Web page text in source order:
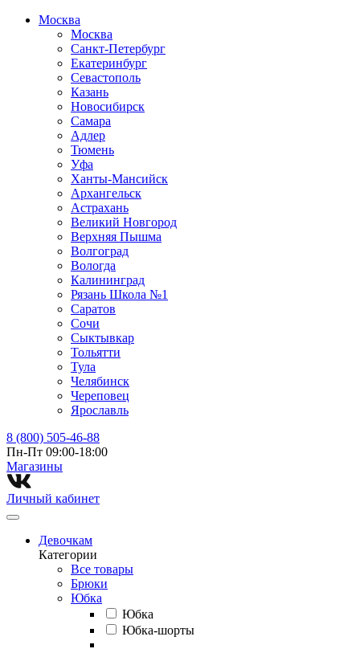
Москва
Москва
Санкт-Петербург
Екатеринбург
Севастополь
Казань
Новосибирск
Самара
Адлер
Тюмень
Уфа
Ханты-Мансийск
Архангельск
Астрахань
Великий Новгород
Верхняя Пышма
Волгоград
Вологда
Калининград
Рязань Школа №1
Саратов
Сочи
Сыктывкар
Тольятти
Тула
Челябинск
Череповец
Ярославль
8 (800) 505-46-88
Пн-Пт 09:00-18:00
Магазины⁠
Личный кабинет
Девочкам
Категории
Все товары
Брюки
Юбка
Юбка
Юбка-шорты